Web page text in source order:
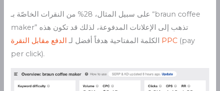
على سبيل المثال، 28% من النقرات الخاصّة بـ “braun coffee
maker” تذهب إلى الإعلانات المدفوعة، لذلك قد تكون هذه
الكلمة المفتاحية هدفاً أفضل لـ الدفع مقابل النقرة PPC (pay
per click).